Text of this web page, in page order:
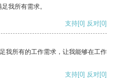
我所有需求。
支持[0] 反对[0]
我所有的工作需求，让我能够在工作
支持[0] 反对[0]